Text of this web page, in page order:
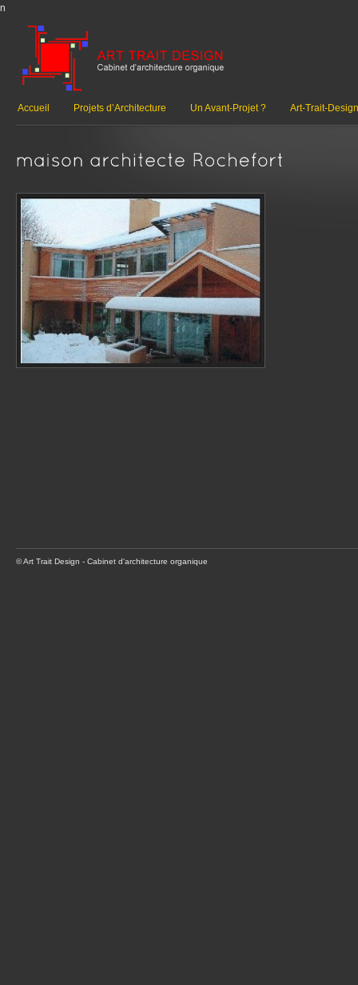
n
Accueil Projets d’Architecture Un Avant-Projet ? Art-Trait-Design
© Art Trait Design - Cabinet d'architecture organique